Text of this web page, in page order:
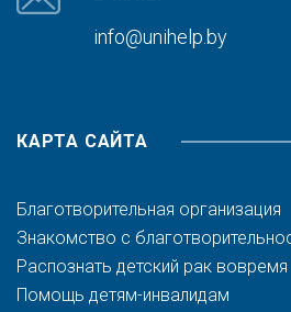
info@unihelp.by
КАРТА САЙТА
Благотворительная организация
Знакомство с
Распознать детский рак вовремя
Помощь детям-инвалидам